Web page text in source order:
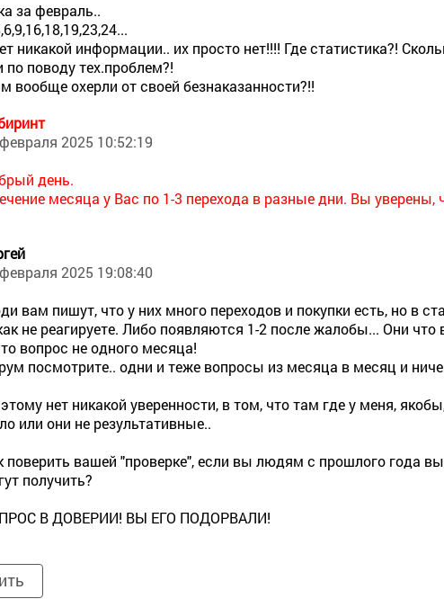
за февраль..
никакой информации.. их просто нет!!!! Где статистика?!
по поводу тех.проблем?!
вообще охерли от своей безнаказанности?!!
2025 10:52:19
день.
месяца у Вас по 1-3 перехода в разные дни. Вы
2025 19:08:40
вам пишут, что у них много переходов и покупки есть, но в
не реагируете. Либо появляются 1-2 после жалобы... Они что
вопрос не одного месяца!
посмотрите.. одни и теже вопросы из месяца в месяц и
нет никакой уверенности, в том, что там где у меня,
или они не результативные..
поверить вашей "проверке", если вы людям с прошлого года
получить?
В ДОВЕРИИ! ВЫ ЕГО ПОДОРВАЛИ!